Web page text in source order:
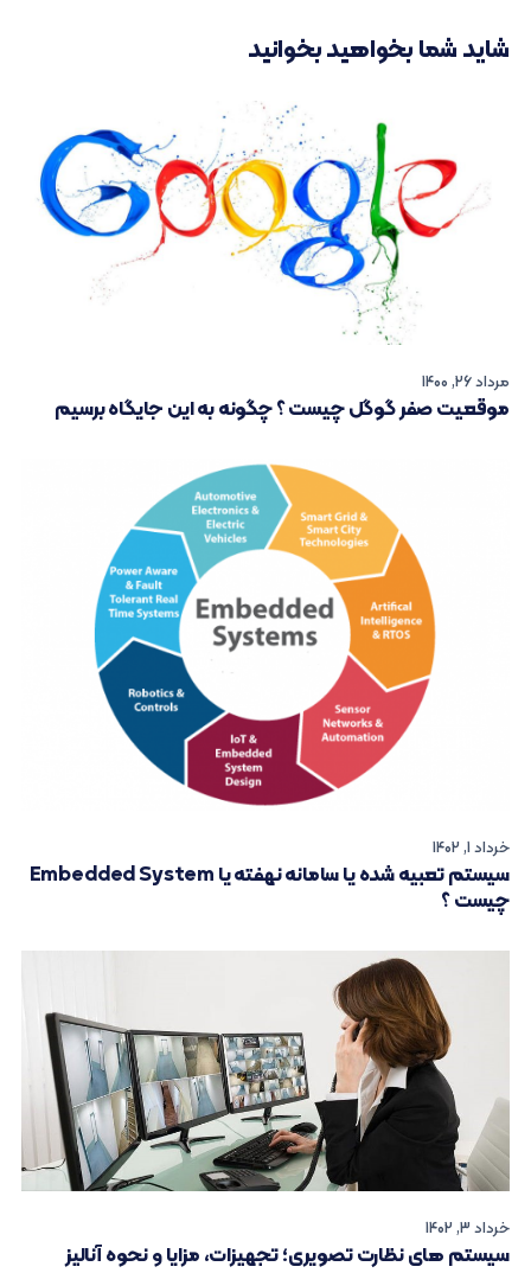
شاید شما بخواهید بخوانید
مرداد 26, 1400
موقعیت صفر گوگل چیست ؟ چگونه به این جایگاه برسیم
خرداد 1, 1402
سیستم تعبیه شده یا سامانه نهفته یا Embedded System
چیست ؟
خرداد 3, 1402
سیستم های نظارت تصویری؛ تجهیزات، مزایا و نحوه آنالیز